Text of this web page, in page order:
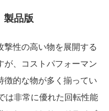
製品版
撃性の高い物を展開する
が、コストパフォーマン
徴的な物が多く揃ってい
非常に優れた回転性能